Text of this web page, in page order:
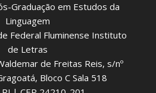
Graduação em Estudos da
Linguagem
Federal Fluminense Instituto
de Letras
de Freitas Reis, s/nº
Bloco C Sala 518